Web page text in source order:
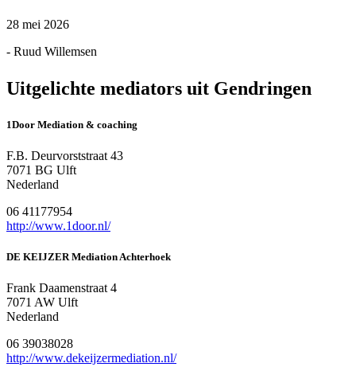
28 mei 2026
- Ruud Willemsen
Uitgelichte mediators uit Gendringen
1Door Mediation & coaching
F.B. Deurvorststraat 43
7071 BG Ulft
Nederland
06 41177954
http://www.1door.nl/
DE KEIJZER Mediation Achterhoek
Frank Daamenstraat 4
7071 AW Ulft
Nederland
06 39038028
http://www.dekeijzermediation.nl/